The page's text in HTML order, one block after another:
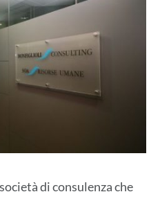
di consulenza che